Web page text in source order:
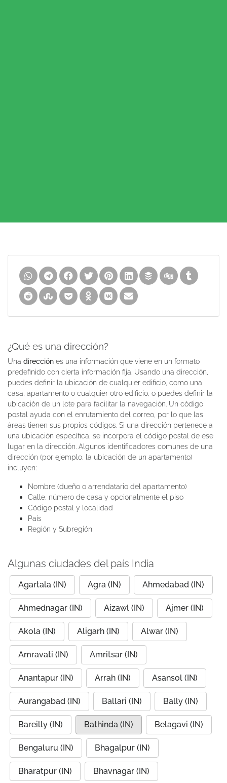
¿Qué es una dirección?
Una dirección es una información que viene en un formato
predefinido con cierta información fija. Usando una dirección,
puedes definir la ubicación de cualquier edificio, como una
casa, apartamento o cualquier otro edificio, o puedes definir la
ubicación de un lote para facilitar la navegación. Un código
postal ayuda con el enrutamiento del correo, por lo que las
áreas tienen sus propios códigos. Si una dirección pertenece a
una ubicación específica, se incorpora el código postal de ese
lugar en la dirección. Algunos identificadores comunes de una
dirección (por ejemplo, la ubicación de un apartamento)
incluyen:
Nombre (dueño o arrendatario del apartamento)
Calle, número de casa y opcionalmente el piso
Código postal y localidad
País
Región y Subregión
Algunas ciudades del país India
Agartala (IN) Agra (IN) Ahmedabad (IN)
Ahmednagar (IN) Aizawl (IN) Ajmer (IN)
Akola (IN) Aligarh (IN) Alwar (IN)
Amravati (IN) Amritsar (IN)
Anantapur (IN) Arrah (IN) Asansol (IN)
Aurangabad (IN) Ballari (IN) Bally (IN)
Bareilly (IN) Bathinda (IN) Belagavi (IN)
Bengaluru (IN) Bhagalpur (IN)
Bharatpur (IN) Bhavnagar (IN)